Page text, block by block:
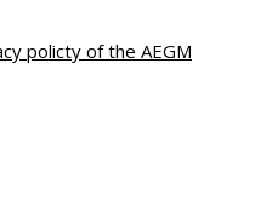
policty of the AEGM